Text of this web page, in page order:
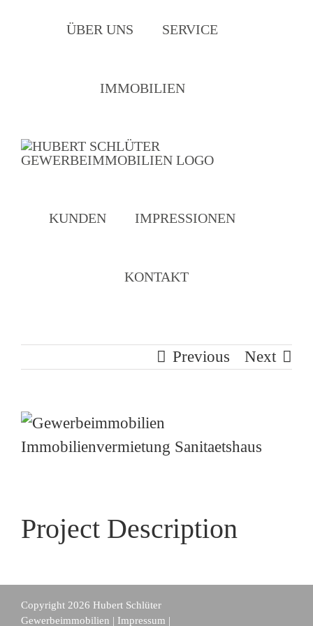
ÜBER UNS SERVICE
IMMOBILIEN
KUNDEN IMPRESSIONEN
KONTAKT
Previous Next
View
Larger
Project Description
Copyright 2026 Hubert Schlüter
Gewerbeimmobilien | Impressum |